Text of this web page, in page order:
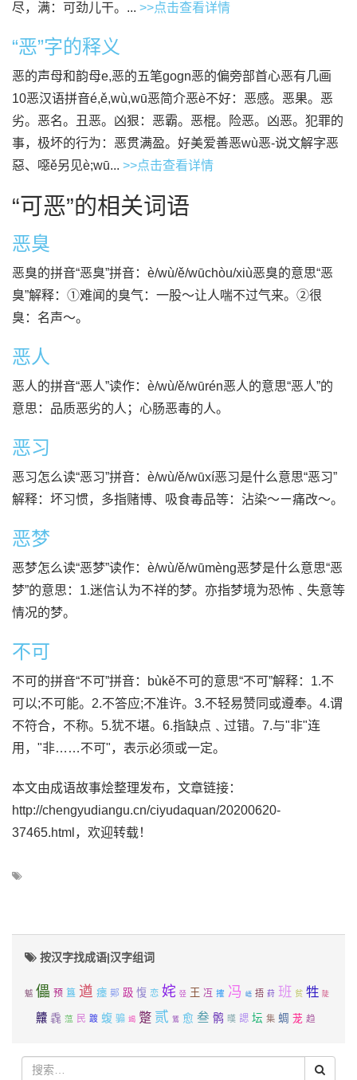
尽，满：可劲儿干。... >>点击查看详情
“恶”字的释义
恶的声母和韵母e,恶的五笔gogn恶的偏旁部首心恶有几画
10恶汉语拼音é,ě,wù,wū恶简介恶è不好：恶感。恶果。恶
劣。恶名。丑恶。凶狠：恶霸。恶棍。险恶。凶恶。犯罪的
事，极坏的行为：恶贯满盈。好美爱善恶wù恶-说文解字恶
惡、噁ě另见è;wū... >>点击查看详情
“可恶”的相关词语
恶臭
恶臭的拼音“恶臭”拼音：è/wù/ě/wūchòu/xiù恶臭的意思“恶
臭”解释：①难闻的臭气：一股～让人喘不过气来。②很
臭：名声～。
恶人
恶人的拼音“恶人”读作：è/wù/ě/wūrén恶人的意思“恶人”的
意思：品质恶劣的人；心肠恶毒的人。
恶习
恶习怎么读“恶习”拼音：è/wù/ě/wūxí恶习是什么意思“恶习”
解释：坏习惯，多指赌博、吸食毒品等：沾染～ㄧ痛改～。
恶梦
恶梦怎么读“恶梦”读作：è/wù/ě/wūmèng恶梦是什么意思“恶
梦”的意思：1.迷信认为不祥的梦。亦指梦境为恐怖﹑失意等
情况的梦。
不可
不可的拼音“不可”拼音：bùkě不可的意思“不可”解释：1.不
可以;不可能。2.不答应;不准许。3.不轻易赞同或遵奉。4.谓
不符合，不称。5.犹不堪。6.指缺点﹑过错。7.与"非"连
用，"非……不可"，表示必须或一定。
本文由成语故事烩整理发布，文章链接：
http://chengyudiangu.cn/ciyudaquan/20200620-
37465.html，欢迎转载！
按汉字找成语|汉字组词
魆 儡 预 簋 遒 瘗 鄚 趿 愎 恋 姹 弪 王 冱 搉 冯 峿 捂 荮 班 贫 牲 陡
齉 毳 蕰 民 踱 蝮 骟 竭 蹩 贰 鵟 愈 叁 鹘 暵 諰 坛 集 蜩 茏 趋